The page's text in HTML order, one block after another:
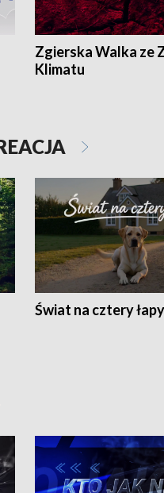
Zgierska Walka ze
Klimatu
Świat na cztery łapy